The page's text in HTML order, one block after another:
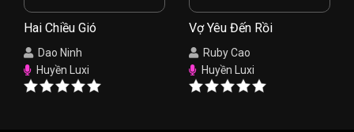
Hai Chiều Gió
Dao Ninh
Huyền Luxi
Vợ Yêu Đến Rồi
Ruby Cao
Huyền Luxi